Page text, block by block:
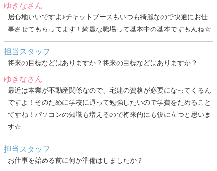
ゆきなさん
居心地いいですよ♪チャットブースもいつも綺麗なので快適にお仕
事させてもらってます！綺麗な職場って基本中の基本ですもんね☆
担当スタッフ
将来の目標などはありますか？将来の目標などはありますか？
ゆきなさん
最近は本業が不動産関係なので、宅建の資格が必要になってくるん
ですよ！そのために学校に通って勉強したいので学費をためること
ですね！パソコンの知識も増えるので将来的にも役に立つと思いま
す☆
担当スタッフ
お仕事を始める前に何か準備はしましたか？